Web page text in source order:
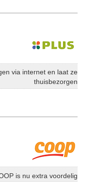
via internet en laat ze
thuisbezorgen
is nu extra voordelig